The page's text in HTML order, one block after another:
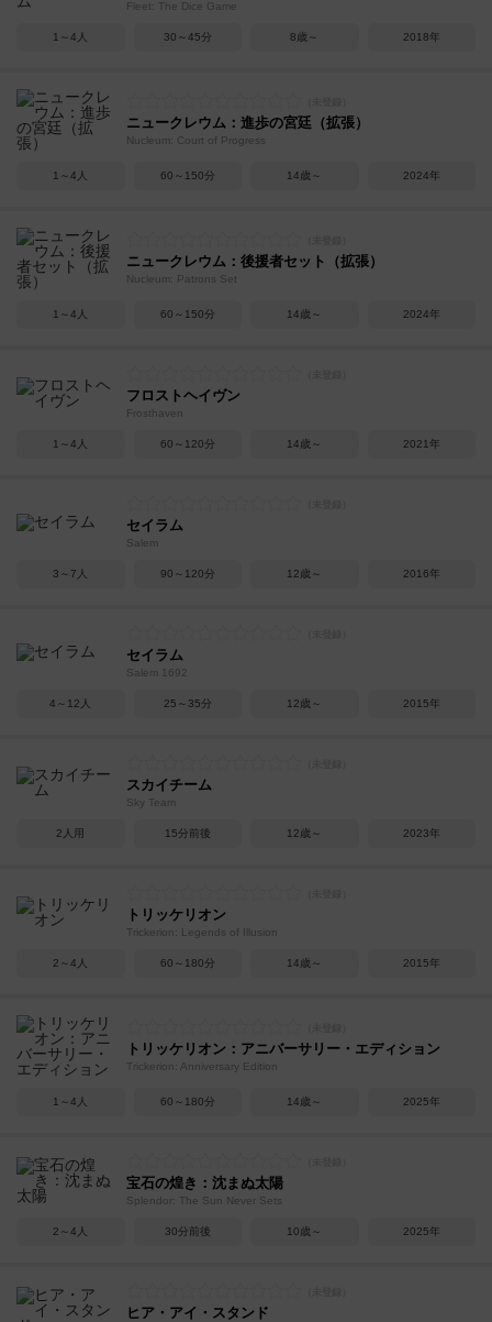
Fleet: The Dice Game
1～4人 30～45分 8歳～ 2018年
ニュークレウム：進歩の宮廷（拡張）
Nucleum: Court of Progress
1～4人 60～150分 14歳～ 2024年
ニュークレウム：後援者セット（拡張）
Nucleum: Patrons Set
1～4人 60～150分 14歳～ 2024年
フロストヘイヴン
Frosthaven
1～4人 60～120分 14歳～ 2021年
セイラム
Salem
3～7人 90～120分 12歳～ 2016年
セイラム
Salem 1692
4～12人 25～35分 12歳～ 2015年
スカイチーム
Sky Team
2人用 15分前後 12歳～ 2023年
トリッケリオン
Trickerion: Legends of Illusion
2～4人 60～180分 14歳～ 2015年
トリッケリオン：アニバーサリー・エディション
Trickerion: Anniversary Edition
1～4人 60～180分 14歳～ 2025年
宝石の煌き：沈まぬ太陽
Splendor: The Sun Never Sets
2～4人 30分前後 10歳～ 2025年
ヒア・アイ・スタンド